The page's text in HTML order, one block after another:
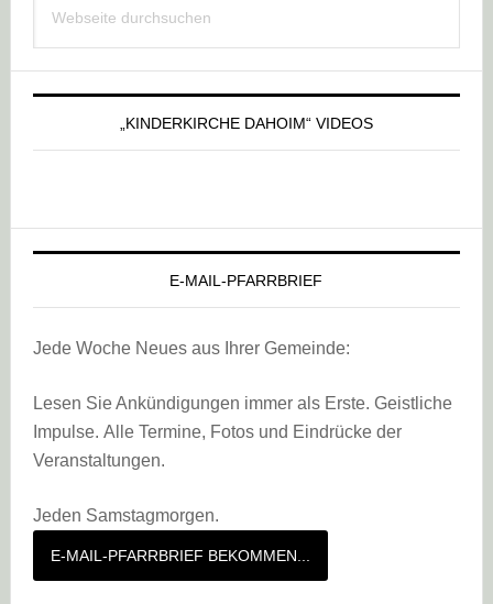
Sidebar
durchsuchen
„KINDERKIRCHE DAHOIM“ VIDEOS
E-MAIL-PFARRBRIEF
Jede Woche Neues aus Ihrer Gemeinde:
Lesen Sie Ankündigungen immer als Erste. Geistliche
Impulse. Alle Termine, Fotos und Eindrücke der
Veranstaltungen.
Jeden Samstagmorgen.
E-MAIL-PFARRBRIEF BEKOMMEN...